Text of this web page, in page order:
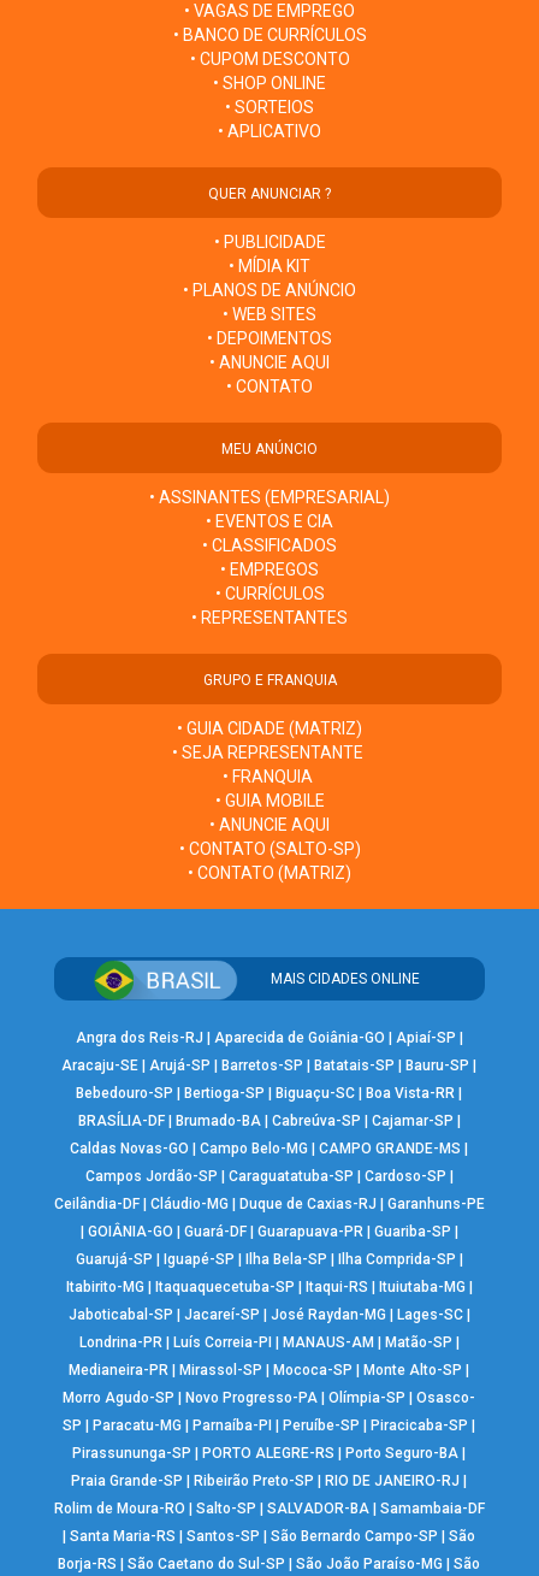
• VAGAS DE EMPREGO
• BANCO DE CURRÍCULOS
• CUPOM DESCONTO
• SHOP ONLINE
• SORTEIOS
• APLICATIVO
QUER ANUNCIAR ?
• PUBLICIDADE
• MÍDIA KIT
• PLANOS DE ANÚNCIO
• WEB SITES
• DEPOIMENTOS
• ANUNCIE AQUI
• CONTATO
MEU ANÚNCIO
• ASSINANTES (EMPRESARIAL)
• EVENTOS E CIA
• CLASSIFICADOS
• EMPREGOS
• CURRÍCULOS
• REPRESENTANTES
GRUPO E FRANQUIA
• GUIA CIDADE (MATRIZ)
• SEJA REPRESENTANTE
• FRANQUIA
• GUIA MOBILE
• ANUNCIE AQUI
• CONTATO (SALTO-SP)
• CONTATO (MATRIZ)
MAIS CIDADES ONLINE
Angra dos Reis-RJ | Aparecida de Goiânia-GO | Apiaí-SP |
Aracaju-SE | Arujá-SP |Barretos-SP |Batatais-SP |Bauru-SP |
Bebedouro-SP |Bertioga-SP |Biguaçu-SC |Boa Vista-RR |
BRASÍLIA-DF| Brumado-BA| Cabreúva-SP | Cajamar-SP |
Caldas Novas-GO |Campo Belo-MG |CAMPO GRANDE-MS |
Campos Jordão-SP | Caraguatatuba-SP | Cardoso-SP |
Ceilândia-DF| Cláudio-MG | Duque de Caxias-RJ | Garanhuns-PE
| GOIÂNIA-GO | Guará-DF| Guarapuava-PR | Guariba-SP |
Guarujá-SP | Iguapé-SP | Ilha Bela-SP | Ilha Comprida-SP |
Itabirito-MG | Itaquaquecetuba-SP | Itaqui-RS | Ituiutaba-MG |
Jaboticabal-SP | Jacareí-SP | José Raydan-MG | Lages-SC|
Londrina-PR | Luís Correia-PI | MANAUS-AM | Matão-SP |
Medianeira-PR |Mirassol-SP |Mococa-SP |Monte Alto-SP |
Morro Agudo-SP |Novo Progresso-PA |Olímpia-SP |Osasco-
SP |Paracatu-MG |Parnaíba-PI |Peruíbe-SP |Piracicaba-SP |
Pirassununga-SP |PORTO ALEGRE-RS |Porto Seguro-BA |
Praia Grande-SP |Ribeirão Preto-SP |RIO DE JANEIRO-RJ |
Rolim de Moura-RO | Salto-SP | SALVADOR-BA| Samambaia-DF
|Santa Maria-RS |Santos-SP |São Bernardo Campo-SP |São
Borja-RS |São Caetano do Sul-SP |São João Paraíso-MG |São